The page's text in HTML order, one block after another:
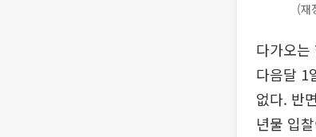
(재
다가오
다음달 1
없다. 반
년물 입